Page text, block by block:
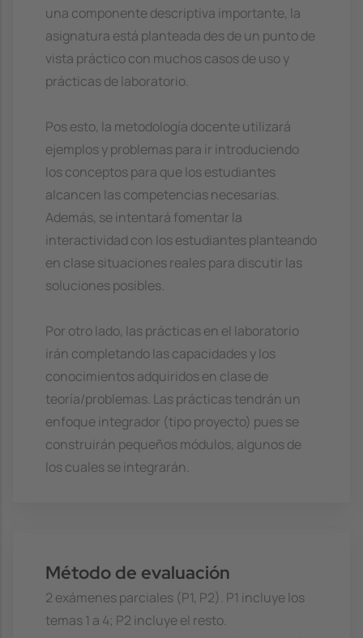
una componente descriptiva importante, la
asignatura está planteada des de un punto de
vista práctico con muchos casos de uso y
prácticas de laboratorio.
Pos esto, la metodología docente utilizará
ejemplos y problemas para ir introduciendo
los conceptos para que los estudiantes
alcancen las competencias necesarias.
Además, se intentará fomentar la
interactividad con los estudiantes planteando
en clase situaciones reales para discutir las
soluciones posibles.
Por otro lado, las prácticas en el laboratorio
irán completando las capacidades y los
conocimientos adquiridos en clase de
teoría/problemas. Las prácticas tendrán un
enfoque integrador (tipo proyecto) pues se
construirán pequeños módulos, algunos de
los cuales se integrarán.
Método de evaluación
2 exámenes parciales (P1, P2). P1 incluye los
temas 1 a 4; P2 incluye el resto.